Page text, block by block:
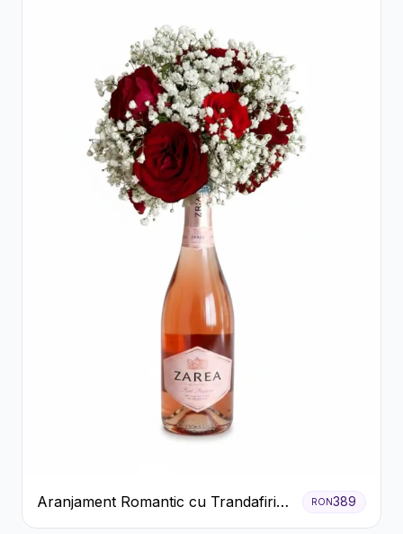
Aranjament Romantic cu Trandafiri
Roșii și Șampanie rose
RON389